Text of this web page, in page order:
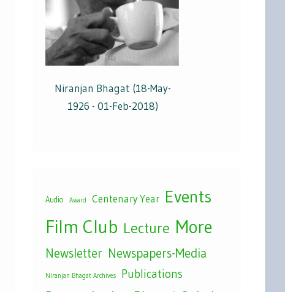
Niranjan Bhagat (18-May-
1926 - 01-Feb-2018)
Audio Award Centenary Year Events
Film Club Lecture More
Newsletter Newspapers-Media
Niranjan Bhagat Archives Publications